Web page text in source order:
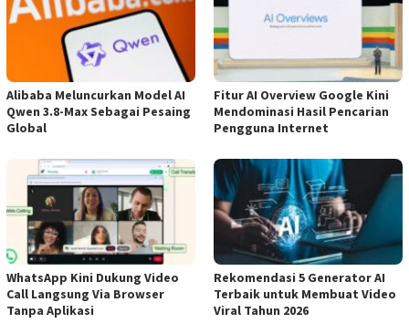
Alibaba Meluncurkan Model AI
Qwen 3.8-Max Sebagai Pesaing
Global
Fitur AI Overview Google Kini
Mendominasi Hasil Pencarian
Pengguna Internet
WhatsApp Kini Dukung Video
Call Langsung Via Browser
Tanpa Aplikasi
Rekomendasi 5 Generator AI
Terbaik untuk Membuat Video
Viral Tahun 2026